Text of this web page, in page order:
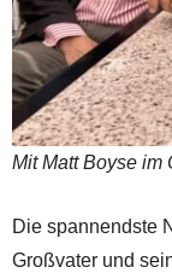
Mit Matt Boyse im
Die spannendste
Großvater und